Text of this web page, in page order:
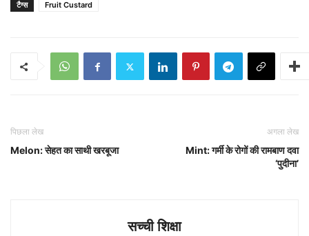
टैग्स Fruit Custard
पिछला लेख
Melon: सेहत का साथी खरबूजा
अगला लेख
Mint: गर्मी के रोगों की रामबाण दवा
‘पुदीना’
सच्ची शिक्षा